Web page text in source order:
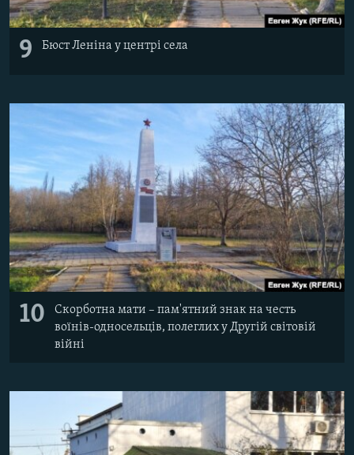
9 Бюст Леніна у центрі села
10
Скорботна мати – пам'ятний знак на честь
воїнів-односельців, полеглих у Другій світовій
війні